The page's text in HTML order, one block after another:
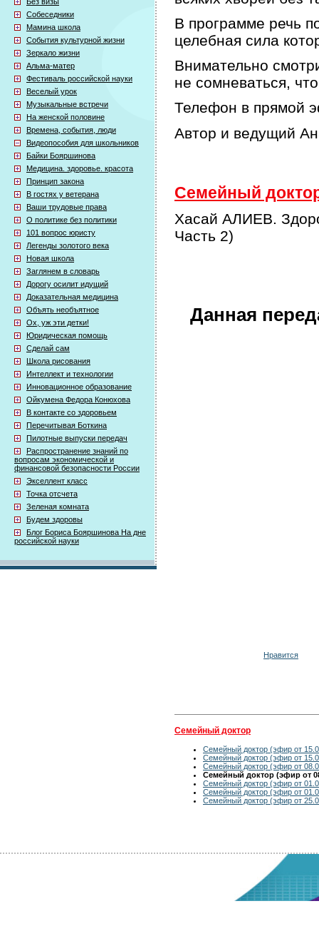
Собеседники
Мамина школа
События культурной жизни
Зеркало жизни
Альма-матер
Фестиваль российской науки
Веселый урок
Музыкальные встречи
На женской половине
Времена, события, люди
Видеопособия для школьников
Байки Бояршинова
Медицина. здоровье. красота
Принцип закона
В гостях у ветерана
Ваши трудовые права
О политике без политики
101 вопрос юристу
Легенды золотого века
Новая школа
Заглянем в словарь
Дорогу осилит идущий
Доказательная медицина
Объять необъятное
Ох, уж эти детки!
Юридическая помощь
Сделай сам
Школа рисования
Интеллект и технологии
Инновационное образование
Ойкумена Федора Конюхова
В контакте со здоровьем
Перечитывая Боткина
Пилотные выпуски передач
Распространение знаний по
вопросам экономической и
финансовой безопасности России
Экселлент класс
Точка отсчета
Зеленая комната
Будем здоровы
Блог Бориса Бояршинова На дне
российской науки
В программе речь
целебная сила
Внимательно
не сомневаться,
Телефон в прямой
Автор и ведущий
Семейный
Хасай АЛИЕВ.
Часть 2)
Данная
Нравится
Семейный доктор
Семейный доктор (эфир от
Семейный доктор (эфир от
Семейный доктор (эфир от
Семейный доктор (эфир от
Семейный доктор (эфир от
Семейный доктор (эфир от
Семейный доктор (эфир от